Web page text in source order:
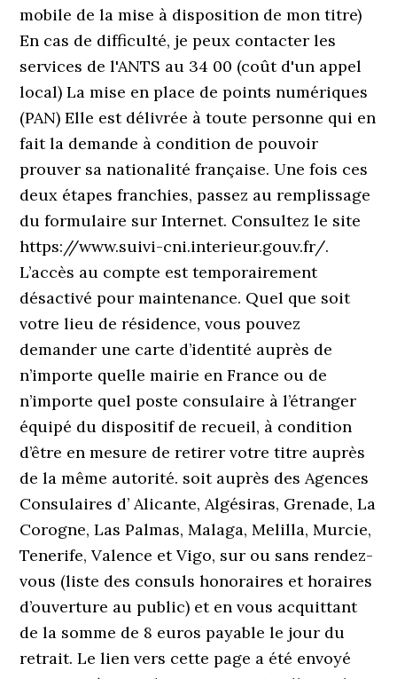
mobile de la mise à disposition de mon titre)
En cas de difficulté, je peux contacter les
services de l'ANTS au 34 00 (coût d'un appel
local) La mise en place de points numériques
(PAN) Elle est délivrée à toute personne qui en
fait la demande à condition de pouvoir
prouver sa nationalité française. Une fois ces
deux étapes franchies, passez au remplissage
du formulaire sur Internet. Consultez le site
https://www.suivi-cni.interieur.gouv.fr/.
L’accès au compte est temporairement
désactivé pour maintenance. Quel que soit
votre lieu de résidence, vous pouvez
demander une carte d’identité auprès de
n’importe quelle mairie en France ou de
n’importe quel poste consulaire à l’étranger
équipé du dispositif de recueil, à condition
d’être en mesure de retirer votre titre auprès
de la même autorité. soit auprès des Agences
Consulaires d’ Alicante, Algésiras, Grenade, La
Corogne, Las Palmas, Malaga, Melilla, Murcie,
Tenerife, Valence et Vigo, sur ou sans rendez-
vous (liste des consuls honoraires et horaires
d’ouverture au public) et en vous acquittant
de la somme de 8 euros payable le jour du
retrait. Le lien vers cette page a été envoyé